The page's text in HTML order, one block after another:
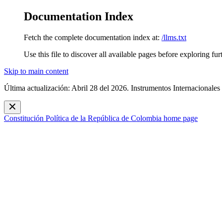
Documentation Index
Fetch the complete documentation index at: /llms.txt
Use this file to discover all available pages before exploring
Skip to main content
Última actualización: Abril 28 del 2026. Instrumentos Internacionales
Constitución Política de la República de Colombia home page